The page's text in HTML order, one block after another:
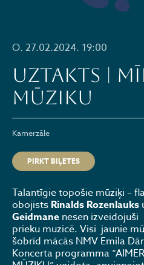
O. 27.02.2024. 19:00
UZTAKTS |
MŪZIKU
Kamerzāle
PIRKT BIĻETES
Talantīgie topošie mūziķi –
obojists Rinalds Rozenlauks
Geidmane nesen izveidojuši
prieku muzicē. Visi jaunie
šobrīd mācās NMV Emila
Koncerta programma